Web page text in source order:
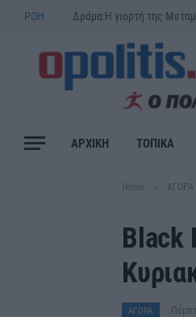
ΡΟΗ
ΑΡΧΙΚΗ ΤΟΠΙΚΑ
Home ΑΓΟΡΑ
Black
ΑΓΟΡΑ